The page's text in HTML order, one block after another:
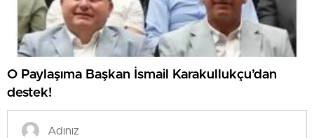
O Paylaşıma Başkan İsmail Karakullukçu’dan
destek!